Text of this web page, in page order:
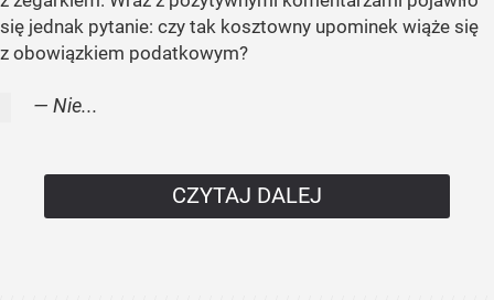
się jednak pytanie: czy tak kosztowny upominek wiąże się
z obowiązkiem podatkowym?
— Nie...
CZYTAJ DALEJ